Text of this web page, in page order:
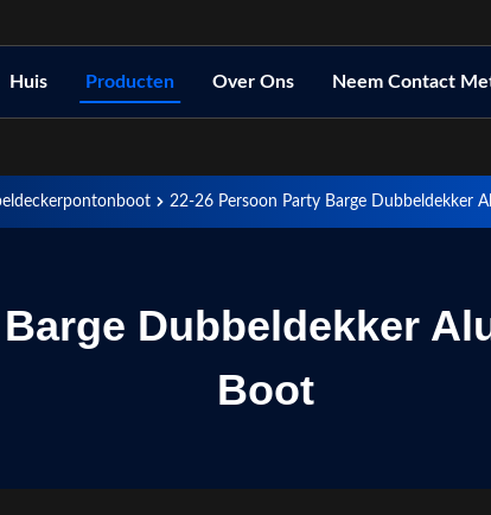
Huis Producten Over Ons Neem Contact
22-26 Persoon Party Barge Dubbeldekker
Dubbeldekker
Boot